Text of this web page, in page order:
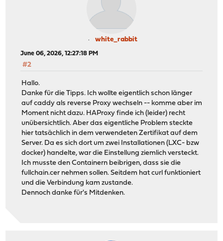
white_rabbit
June 06, 2026, 12:27:18 PM
#2
Hallo.
Danke für die Tipps. Ich wollte eigentlich schon länger
auf caddy als reverse Proxy wechseln -- komme aber im
Moment nicht dazu. HAProxy finde ich (leider) recht
unübersichtlich. Aber das eigentliche Problem steckte
hier tatsächlich in dem verwendeten Zertifikat auf dem
Server. Da es sich dort um zwei Installationen (LXC- bzw
docker) handelte, war die Einstellung ziemlich versteckt.
Ich musste den Containern beibrigen, dass sie die
fullchain.cer nehmen sollen. Seitdem hat curl funktioniert
und die Verbindung kam zustande.
Dennoch danke für's Mitdenken.